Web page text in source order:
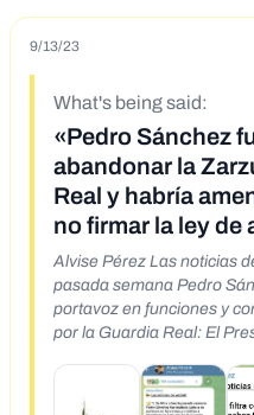
9/13/23
What's being said:
«Pedro Sánchez
abandonar la
Real y habría
no firmar la ley de
Alvise Pérez Las noticias
pasada semana Pedro
portavoz en funciones y
por la Guardia Real: El
de Amnistía en caso de
dejado claro a su círculo